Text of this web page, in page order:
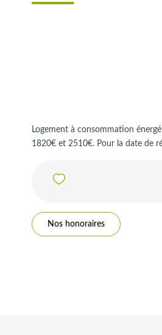
Logement à consommation
1820€ et 2510€. Pour la date de
Nos honoraires